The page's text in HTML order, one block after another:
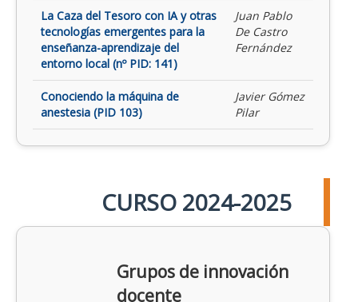
La Caza del Tesoro con IA y otras
tecnologías emergentes para la
enseñanza-aprendizaje del
entorno local (nº PID: 141)
Juan Pablo
De Castro
Fernández
Conociendo la máquina de
anestesia (PID 103)
Javier Gómez
Pilar
CURSO 2024-2025
Grupos de innovación
docente